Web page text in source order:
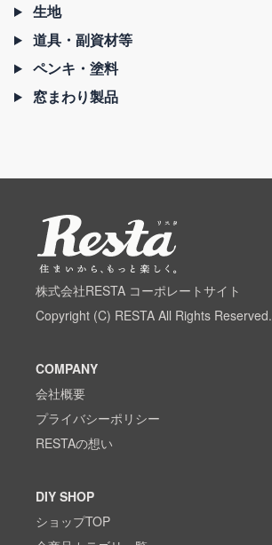
生地
道具・副資材等
ペンキ・塗料
窓まわり製品
株式会社RESTA コーポレートサイト
Copyright (C) RESTA All Rights Reserved.
COMPANY
会社概要
プライバシーポリシー
RESTAの想い
DIY SHOP
ショップTOP